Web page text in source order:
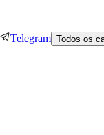
Telegram Todos os